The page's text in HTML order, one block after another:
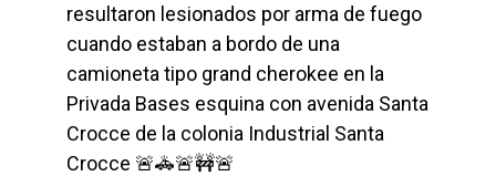
resultaron lesionados por arma de fuego
cuando estaban a bordo de una
camioneta tipo grand cherokee en la
Privada Bases esquina con avenida Santa
Crocce de la colonia Industrial Santa
Crocce 🚨🚓🚨🚧🚨